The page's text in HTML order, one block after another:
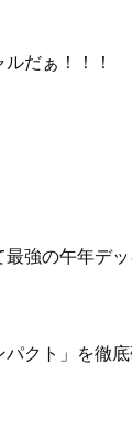
だぁ！！！
強の午年デッ
クト」を徹底